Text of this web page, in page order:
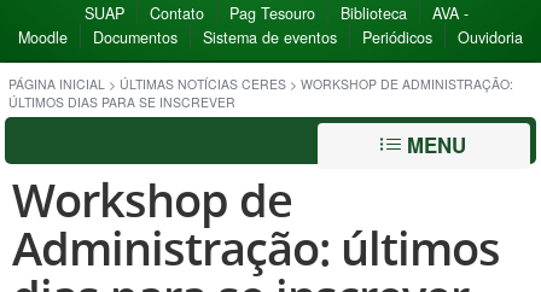
SUAP Contato Pag Tesouro Biblioteca
AVA -
Moodle
Documentos Sistema de eventos Periódicos Ouvidoria
PÁGINA INICIAL > ÚLTIMAS NOTÍCIAS CERES > WORKSHOP DE ADMINISTRAÇÃO:
ÚLTIMOS DIAS PARA SE INSCREVER
MENU
Workshop de
Administração: últimos